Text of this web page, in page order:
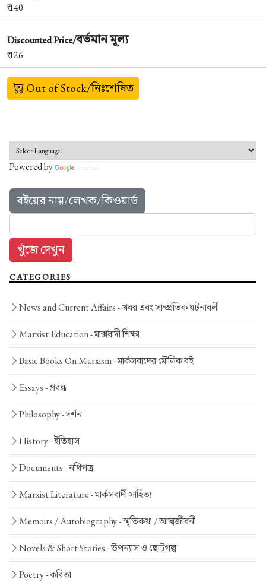
₹140
Discounted Price/বর্তমান মূল্য
₹ 126
Out of Stock/নিঃশেষিত
Powered by Translate
বইয়ের নাম়/লেখক/কিওয়ার্ড
CATEGORIES
News and Current Affairs -খবর এবং সাম্প্রতিক ঘটনাবলী
Marxist Education -মার্ক্সবাদী শিক্ষা
Basic Books On Marxism -মার্কসবাদের মৌলিক বই
Essays -প্রবন্ধ
Philosophy -দর্শন
History -ইতিহাস
Documents -নথিপত্র
Marxist Literature -মার্কসবাদী সাহিত্য
Memoirs / Autobiography -স্মৃতিকথা / আত্মজীবনী
Novels & Short Stories -উপন্যাস ও ছোটগল্প
Poetry -কবিতা